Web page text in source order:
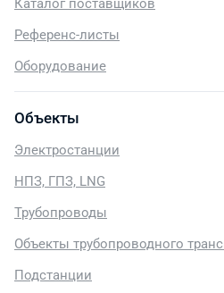
Каталог поставщиков
Референс-листы
Оборудование
Объекты
Электростанции
НПЗ, ГПЗ, LNG
Трубопроводы
Объекты трубопроводного
Подстанции